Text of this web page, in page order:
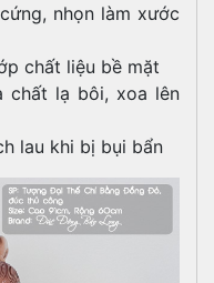
nhọn làm xước
chất liệu bề mặt
chất lạ bôi, xoa lên
lau khi bị bụi bẩn